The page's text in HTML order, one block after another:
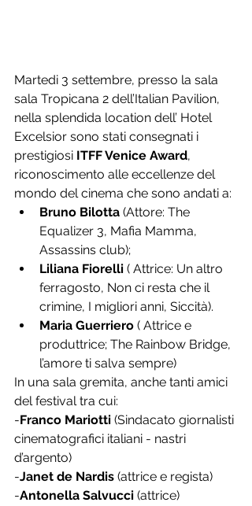
Martedi 3 settembre, presso la sala
sala Tropicana 2 dell’Italian Pavilion,
nella splendida location dell’ Hotel
Excelsior sono stati consegnati i
prestigiosi ITFF Venice Award,
riconoscimento alle eccellenze del
mondo del cinema che sono andati a:
Bruno Bilotta (Attore: The
Equalizer 3, Mafia Mamma,
Assassins club);
Liliana Fiorelli ( Attrice: Un altro
ferragosto, Non ci resta che il
crimine, I migliori anni, Siccità).
Maria Guerriero ( Attrice e
produttrice; The Rainbow Bridge,
l’amore ti salva sempre)
In una sala gremita, anche tanti amici
del festival tra cui:
-Franco Mariotti (Sindacato giornalisti
cinematografici italiani - nastri
d’argento)
-Janet de Nardis (attrice e regista)
-Antonella Salvucci (attrice)